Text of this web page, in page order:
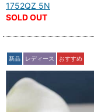
1752QZ 5N
SOLD OUT
新品 レディース おすすめ